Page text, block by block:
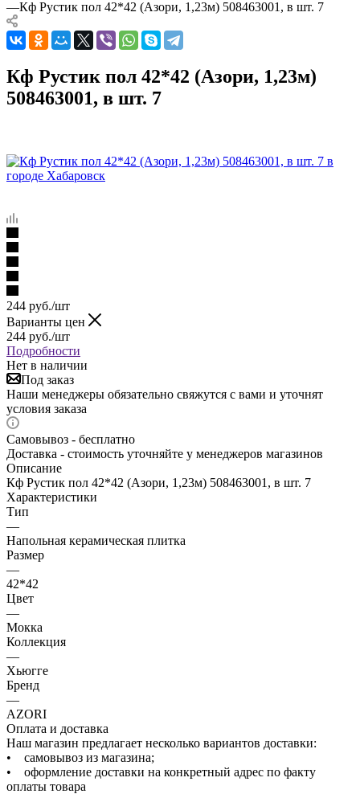
—Кф Рустик пол 42*42 (Азори, 1,23м) 508463001, в шт. 7
Кф Рустик пол 42*42 (Азори, 1,23м)
508463001, в шт. 7
244 руб./шт
Варианты цен
244 руб./шт
Подробности
Нет в наличии
Под заказ
Наши менеджеры обязательно свяжутся с вами и уточнят
условия заказа
Самовывоз - бесплатно
Доставка - стоимость уточняйте у менеджеров магазинов
Описание
Кф Рустик пол 42*42 (Азори, 1,23м) 508463001, в шт. 7
Характеристики
Тип
—
Напольная керамическая плитка
Размер
—
42*42
Цвет
—
Мокка
Коллекция
—
Хьюгге
Бренд
—
AZORI
Оплата и доставка
Наш магазин предлагает несколько вариантов доставки:
• самовывоз из магазина;
• оформление доставки на конкретный адрес по факту
оплаты товара